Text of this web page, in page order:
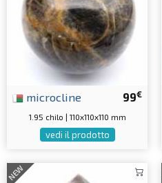
99€
microcline
1.95 chilo | 110x110x110 mm
vedi il prodotto
NEW